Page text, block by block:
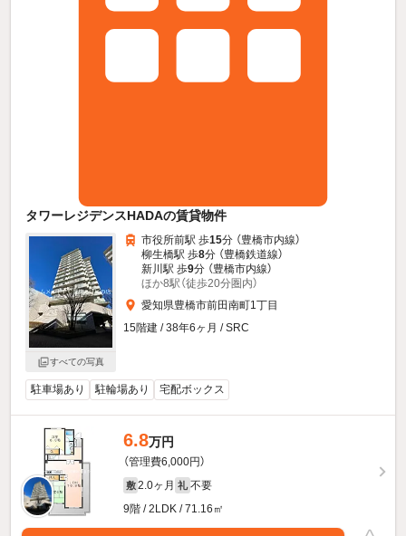
タワーレジデンスHADAの賃貸物件
すべての写真
市役所前駅 歩15分 （豊橋市内線）
柳生橋駅 歩8分 （豊橋鉄道線）
新川駅 歩9分 （豊橋市内線）
ほか8駅（徒歩20分圏内）
愛知県豊橋市前田南町1丁目
15階建 / 38年6ヶ月 / SRC
駐車場あり 駐輪場あり 宅配ボックス
6.8万円
（管理費6,000円）
敷 2.0ヶ月 礼 不要
9階 / 2LDK / 71.16㎡